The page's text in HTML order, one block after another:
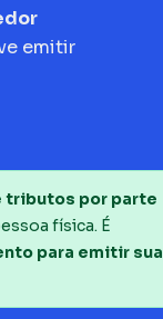
emitir
tributos por parte
física. É
para emitir sua